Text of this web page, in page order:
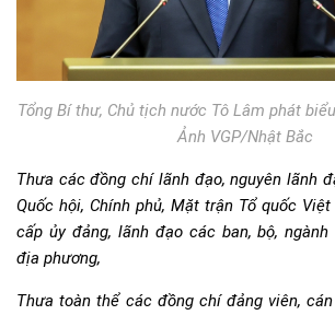
Tổng Bí thư, Chủ tịch nước Tô Lâm phát
Ảnh VGP/Nhật Bắc
Thưa các đồng chí lãnh đạo, nguyên lãnh
Quốc hội, Chính phủ, Mặt trận Tổ quốc
cấp ủy đảng, lãnh đạo các ban, bộ,
địa phương,
Thưa toàn thể các đồng chí đảng viên,